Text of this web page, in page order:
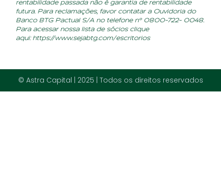
rentabilidade passada não é garantia de rentabilidade
futura. Para reclamações, favor contatar a Ouvidoria do
Banco BTG Pactual S/A no telefone nº 0800-722- 0048.
Para acessar nossa lista de sócios clique
aqui:https://www.sejabtg.com/escritorios
© Astra Capital | 2025 | Todos os direitos reservados